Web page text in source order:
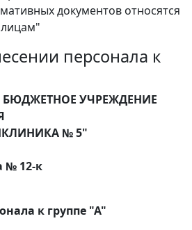
документов относятся
персонала к
БЮДЖЕТНОЕ УЧРЕЖДЕНИЕ
№ 5"
№ 12-к
к группе "А"